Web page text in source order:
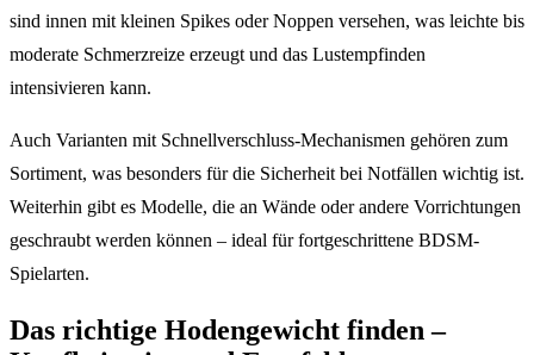
sind innen mit kleinen Spikes oder Noppen versehen, was leichte bis
moderate Schmerzreize erzeugt und das Lustempfinden
intensivieren kann.
Auch Varianten mit Schnellverschluss-Mechanismen gehören zum
Sortiment, was besonders für die Sicherheit bei Notfällen wichtig ist.
Weiterhin gibt es Modelle, die an Wände oder andere Vorrichtungen
geschraubt werden können – ideal für fortgeschrittene BDSM-
Spielarten.
Das richtige Hodengewicht finden –